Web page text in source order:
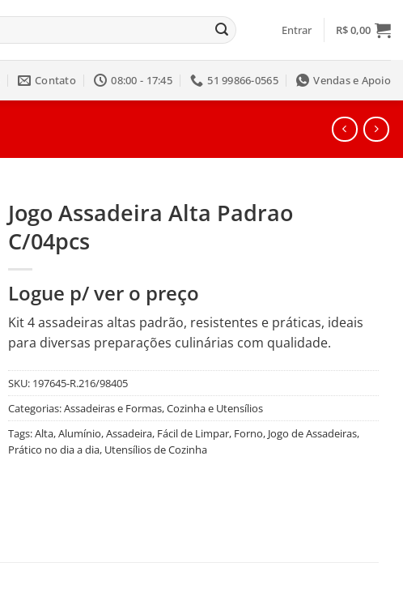
Entrar R$0,00
Contato 08:00 - 17:45 51 99866-0565 Vendas e Apoio
Jogo Assadeira Alta Padrao
C/04pcs
Logue p/ ver o preço
Kit 4 assadeiras altas padrão, resistentes e práticas, ideais
para diversas preparações culinárias com qualidade.
SKU: 197645-R.216/98405
Categorias:Assadeiras e Formas,Cozinha e Utensílios
Tags:Alta,Alumínio,Assadeira, Fácil de Limpar, Forno, Jogo de Assadeiras,
Prático no dia a dia, Utensílios de Cozinha